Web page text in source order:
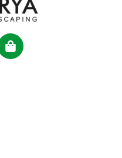
Shopping-
bag